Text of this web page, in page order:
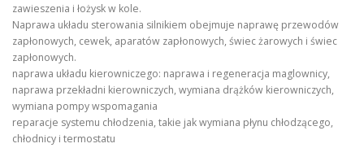
zawieszenia i łożysk w kole.
Naprawa układu sterowania silnikiem obejmuje naprawę przewodów
zapłonowych, cewek, aparatów zapłonowych, świec żarowych i świec
zapłonowych.
naprawa układu kierowniczego: naprawa i regeneracja maglownicy,
naprawa przekładni kierowniczych, wymiana drążków kierowniczych,
wymiana pompy wspomagania
reparacje systemu chłodzenia, takie jak wymiana płynu chłodzącego,
chłodnicy i termostatu